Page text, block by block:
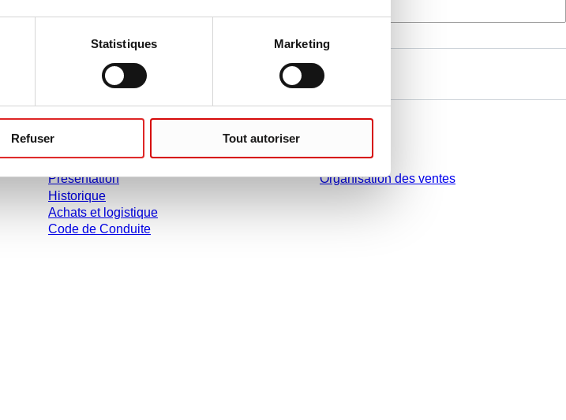
Statistiques Marketing
Refuser Tout autoriser
Entreprise et carrière
Carrière
Présentation
Historique
Achats et logistique
Code de Conduite
Avez-vous des questions ?
Contact
Organisation des ventes